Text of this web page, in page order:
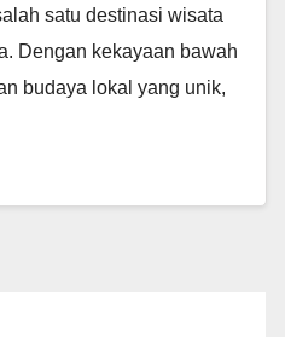
satu destinasi wisata
Dengan kekayaan bawah
budaya lokal yang unik,